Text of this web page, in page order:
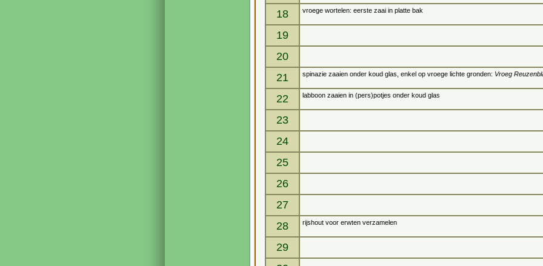
18
vroege wortelen: eerste zaai in platte bak
19
20
21
spinazie zaaien onder koud glas, enkel op vroege lichte gronden: Vroeg
22 labboon zaaien in (pers)potjes onder koud glas
23
24
25
26
27
28
rijshout voor erwten verzamelen
29